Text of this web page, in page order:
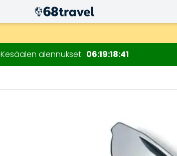
Kesäalen alennukset 06191840